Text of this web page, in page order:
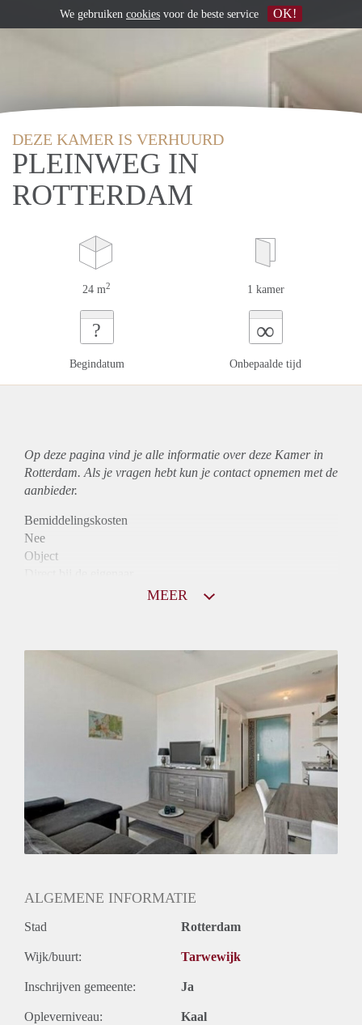
DEZE KAMER IS VERHUURD
PLEINWEG IN
ROTTERDAM
24 m2 1 kamer
?
Begindatum
∞
Onbepaalde tijd
Op deze pagina vind je alle informatie over deze Kamer in
Rotterdam. Als je vragen hebt kun je contact opnemen met de
aanbieder.
Bemiddelingskosten
Nee
Object
2,6 X Maandhuur Bruto
MEER
ALGEMENE INFORMATIE
Stad Rotterdam
Wijk/buurt: Tarwewijk
Inschrijven gemeente: Ja
Opleverniveau: Kaal
We gebruiken cookies voor de beste service OK!